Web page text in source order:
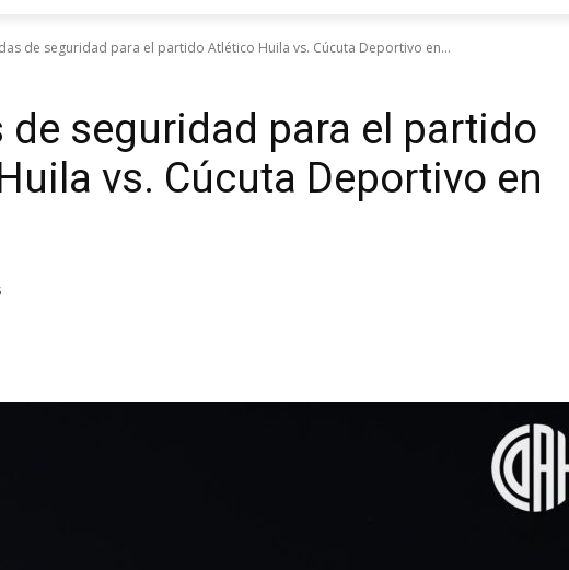
de seguridad para el partido Atlético Huila vs. Cúcuta Deportivo en...
de seguridad para el partido
vs. Cúcuta Deportivo en